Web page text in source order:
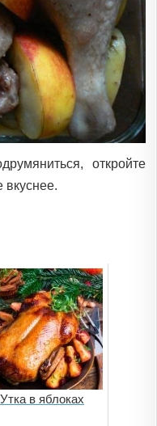
откройте
вкуснее.
Утка в яблоках